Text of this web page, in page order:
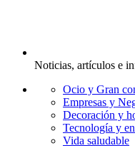
Noticias, artículos e
Ocio y Gran
Empresas y
Decoración y
Tecnología y
Vida saludable